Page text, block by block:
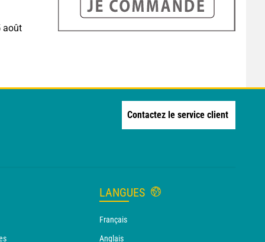
août
Contactez le service client
LANGUES
Français
Anglais